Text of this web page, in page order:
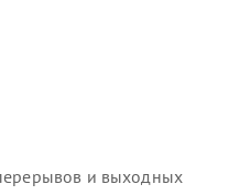
и выходных